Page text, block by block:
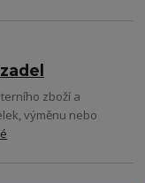
zboží a
výměnu nebo